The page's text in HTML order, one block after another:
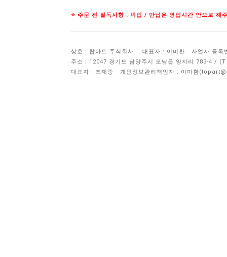
※ 주문 전 필독사항 : 픽업 / 반납은 영업시간 안으로 해
상호 : 탑아트 주식회사 대표자 : 이미환
사업자 등록
주소 : 12047 경기도 남양주시 오남읍 양지리 783-4 /
대표자 : 조재중
개인정보관리책임자 : 이미환